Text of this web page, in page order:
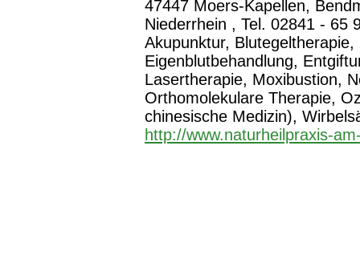
47447 Moers-Kapellen,
Niederrhein , Tel. 02841 - 65
Akupunktur,
Eigenblutbehandlung,
Lasertherapie, Moxibustion,
Orthomolekulare Therapie,
chinesische Medizin),
http://www.naturheilpraxis-